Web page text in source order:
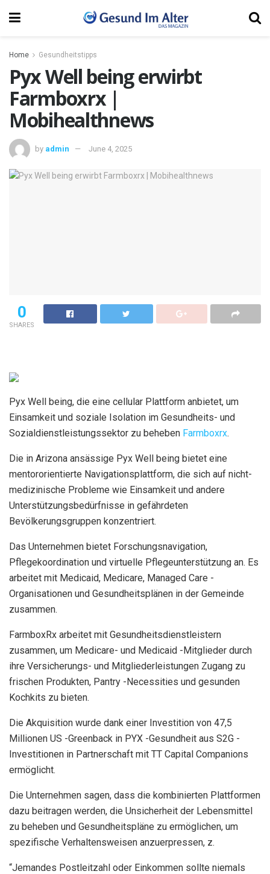
Home Gesundheitstipps
Pyx Well being erwirbt
Farmboxrx |
Mobihealthnews
by admin June 4, 2025
0
SHARES
Pyx Well being, die eine cellular Plattform anbietet, um
Einsamkeit und soziale Isolation im Gesundheits- und
Sozialdienstleistungssektor zu beheben Farmboxrx.
Die in Arizona ansässige Pyx Well being bietet eine
mentororientierte Navigationsplattform, die sich auf nicht-
medizinische Probleme wie Einsamkeit und andere
Unterstützungsbedürfnisse in gefährdeten
Bevölkerungsgruppen konzentriert.
Das Unternehmen bietet Forschungsnavigation,
Pflegekoordination und virtuelle Pflegeunterstützung an. Es
arbeitet mit Medicaid, Medicare, Managed Care -
Organisationen und Gesundheitsplänen in der Gemeinde
zusammen.
FarmboxRx arbeitet mit Gesundheitsdienstleistern
zusammen, um Medicare- und Medicaid -Mitglieder durch
ihre Versicherungs- und Mitgliederleistungen Zugang zu
frischen Produkten, Pantry -Necessities und gesunden
Kochkits zu bieten.
Die Akquisition wurde dank einer Investition von 47,5
Millionen US -Greenback in PYX -Gesundheit aus S2G -
Investitionen in Partnerschaft mit TT Capital Companions
ermöglicht.
Die Unternehmen sagen, dass die kombinierten Plattformen
dazu beitragen werden, die Unsicherheit der Lebensmittel
zu beheben und Gesundheitspläne zu ermöglichen, um
spezifische Verhaltensweisen anzuerpressen, z.
“Jemandes Postleitzahl oder Einkommen sollte niemals